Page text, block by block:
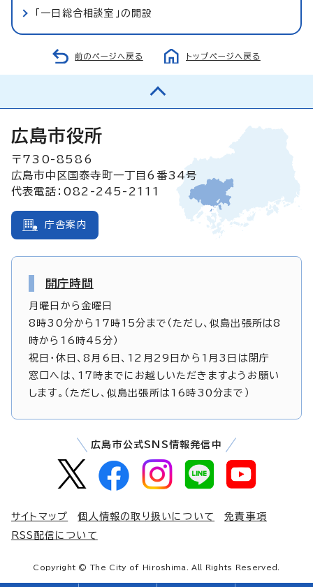
「一日総合相談室」の開設
前のページへ戻る トップページへ戻る
広島市役所
〒730-8586
広島市中区国泰寺町一丁目6番34号
代表電話：082-245-2111
庁舎案内
開庁時間
月曜日から金曜日
8時30分から17時15分まで（ただし、似島出張所は8
時から16時45分）
祝日・休日、8月6日、12月29日から1月3日は閉庁
窓口へは、17時までにお越しいただきますようお願い
します。（ただし、似島出張所は16時30分まで）
広島市公式SNS情報発信中
サイトマップ 個人情報の取り扱いについて
免責事項
RSS配信について
Copyright © The City of Hiroshima. All Rights Reserved.